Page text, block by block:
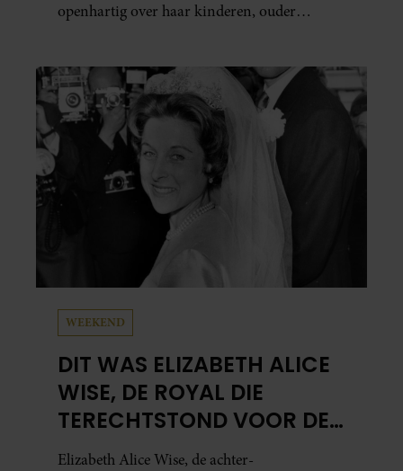
openhartig over haar kinderen, ouder
welke levenslessen haar vandaag de dag het
meest bezighouden.
WEEKEND
DIT WAS ELIZABETH ALICE
WISE, DE ROYAL DIE
TERECHTSTOND VOOR DE
DOOD VAN HAAR BABY
Elizabeth Alice Wise, de achter-